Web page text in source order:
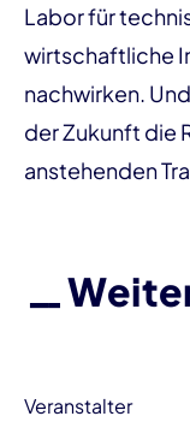
Labor für
wirtschaftliche
nachwirken.
der Zukunft die
anstehenden
Veranstalter